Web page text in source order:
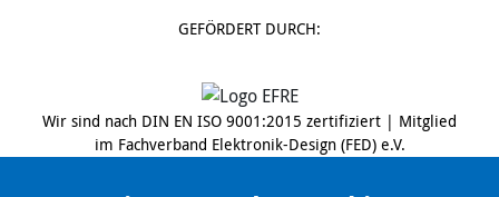
GEFÖRDERT DURCH:
Wir sind nach DIN EN ISO 9001:2015 zertifiziert | Mitglied
im Fachverband Elektronik-Design (FED) e.V.